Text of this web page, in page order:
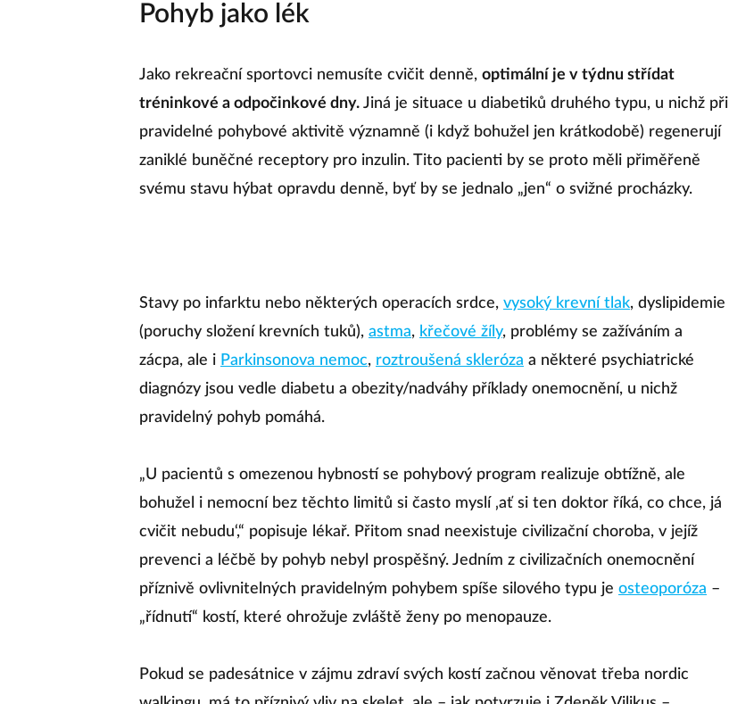
Pohyb jako lék
Jako rekreační sportovci nemusíte cvičit denně, optimální je v týdnu střídat
tréninkové a odpočinkové dny. Jiná je situace u diabetiků druhého typu, u nichž při
pravidelné pohybové aktivitě významně (i když bohužel jen krátkodobě) regenerují
zaniklé buněčné receptory pro inzulin. Tito pacienti by se proto měli přiměřeně
svému stavu hýbat opravdu denně, byť by se jednalo „jen“ o svižné procházky.
Stavy po infarktu nebo některých operacích srdce, vysoký krevní tlak, dyslipidemie
(poruchy složení krevních tuků), astma, křečové žíly, problémy se zažíváním a
zácpa, ale i Parkinsonova nemoc, roztroušená skleróza a některé psychiatrické
diagnózy jsou vedle diabetu a obezity/nadváhy příklady onemocnění, u nichž
pravidelný pohyb pomáhá.
„U pacientů s omezenou hybností se pohybový program realizuje obtížně, ale
bohužel i nemocní bez těchto limitů si často myslí ‚ať si ten doktor říká, co chce, já
cvičit nebudu‘,“ popisuje lékař. Přitom snad neexistuje civilizační choroba, v jejíž
prevenci a léčbě by pohyb nebyl prospěšný. Jedním z civilizačních onemocnění
příznivě ovlivnitelných pravidelným pohybem spíše silového typu je osteoporóza –
„řídnutí“ kostí, které ohrožuje zvláště ženy po menopauze.
Pokud se padesátnice v zájmu zdraví svých kostí začnou věnovat třeba nordic